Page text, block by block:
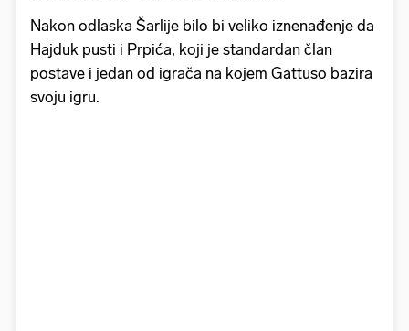
Nakon odlaska Šarlije bilo bi veliko iznenađenje da
Hajduk pusti i Prpića, koji je standardan član
postave i jedan od igrača na kojem Gattuso bazira
svoju igru.